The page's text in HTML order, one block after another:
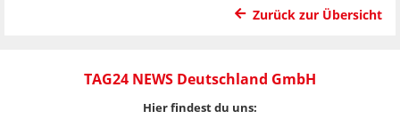
Zurück zur Übersicht
TAG24 NEWS Deutschland GmbH
Hier findest du uns: